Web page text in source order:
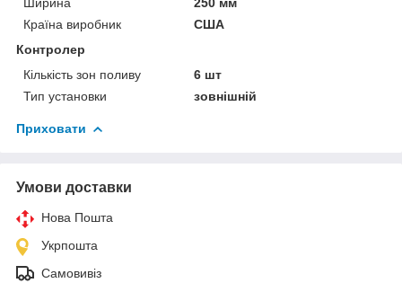
Країна виробник
США
Контролер
Кількість зон поливу
6 шт
Тип установки
зовнішній
Приховати
Умови доставки
Нова Пошта
Укрпошта
Самовивіз